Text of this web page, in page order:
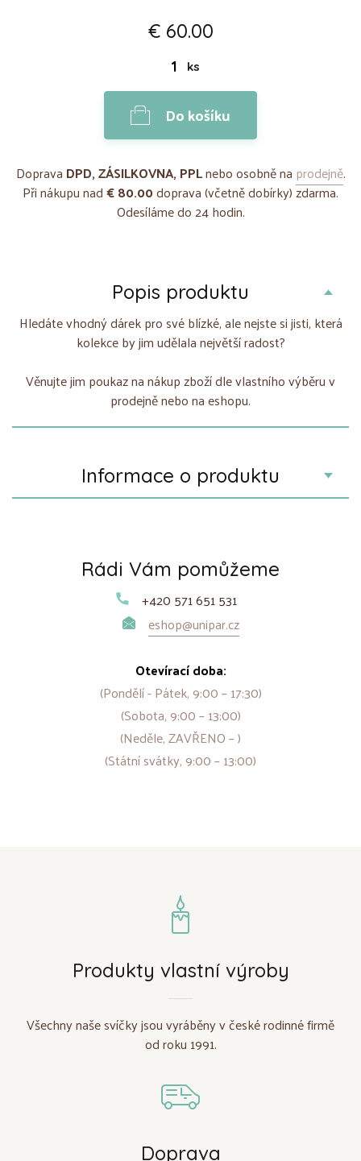
€ 60.00
ks
Do košíku
Doprava DPD, ZÁSILKOVNA, PPLnebo osobně na prodejně.
Při nákupu nad€ 80.00doprava (včetně dobírky) zdarma.
Odesíláme do 24 hodin.
Popis produktu
Hledáte vhodný dárek pro své blízké, ale nejste si jisti, která
kolekce by jim udělala největší radost?
Věnujte jim poukaz na nákup zboží dle vlastního výběru v
prodejně nebo na eshopu.
Informace o produktu
Rádi Vám pomůžeme
+420 571 651 531
eshop@unipar.cz
Otevírací doba:
(Pondělí - Pátek, 9:00 – 17:30)
(Sobota, 9:00 – 13:00)
(Neděle, ZAVŘENO – )
(Státní svátky, 9:00 – 13:00)
Produkty vlastní výroby
Všechny naše svíčky jsou vyráběny v české rodinné firmě
od roku 1991.
Doprava